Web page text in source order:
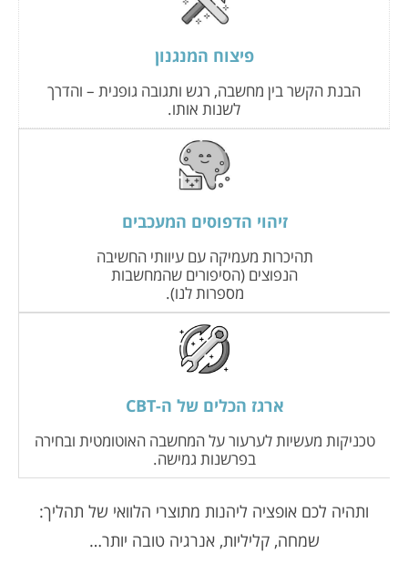
פיצוח המנגנון
הבנת הקשר בין מחשבה, רגש ותגובה גופנית – והדרך
לשנות אותו.
זיהוי הדפוסים המעכבים
תהיכרות מעמיקה עם עיוותי החשיבה
הנפוצים (הסיפורים שהמחשבות
מספרות לנו).
ארגז הכלים של ה-CBT
טכניקות מעשיות לערעור על המחשבה האוטומטית ובחירה
בפרשנות גמישה.
ותהיה לכם אופציה ליהנות מתוצרי הלוואי של תהליך:
שמחה, קליליות, אנרגיה טובה יותר…